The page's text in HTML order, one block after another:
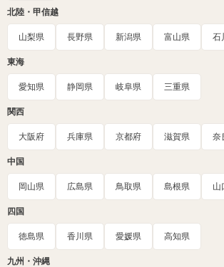
北陸・甲信越
山梨県 長野県 新潟県 富山県 石
東海
愛知県 静岡県 岐阜県 三重県
関西
大阪府 兵庫県 京都府 滋賀県 奈
中国
岡山県 広島県 鳥取県 島根県 山
四国
徳島県 香川県 愛媛県 高知県
九州・沖縄